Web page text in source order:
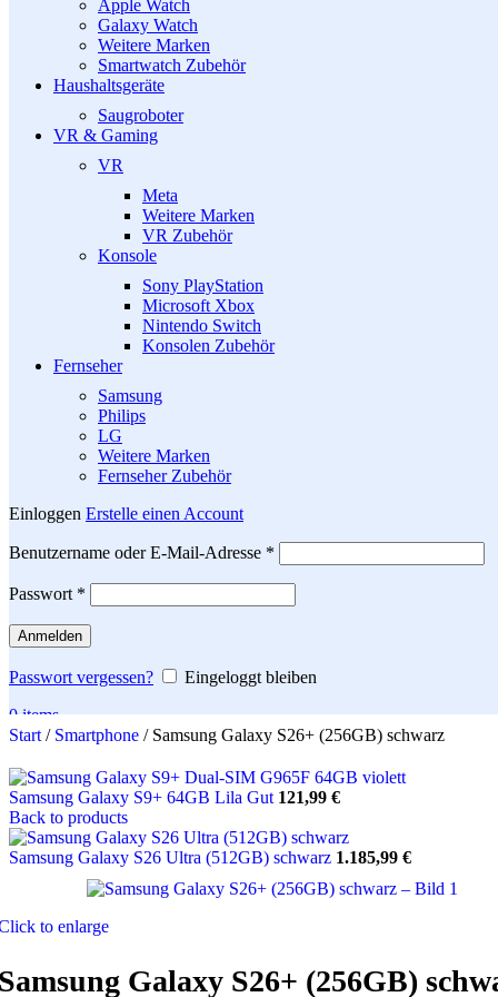
Apple Watch
Galaxy Watch
Weitere Marken
Smartwatch Zubehör
Haushaltsgeräte
Saugroboter
VR & Gaming
VR
Meta
Weitere Marken
VR Zubehör
Konsole
Sony PlayStation
Microsoft Xbox
Nintendo Switch
Konsolen Zubehör
Fernseher
Samsung
Philips
LG
Weitere Marken
Fernseher Zubehör
Einloggen Erstelle einen Account
Benutzername oder E-Mail-Adresse *
Passwort *
Anmelden
Passwort vergessen?
Eingeloggt bleiben
0items
Search
Start / Smartphone / Samsung Galaxy S26+ (256GB) schwarz
Samsung Galaxy S9+ 64GB Lila Gut 121,99 €
Back to products
Samsung Galaxy S26 Ultra (512GB) schwarz 1.185,99 €
to enlarge
Galaxy S26+ (256GB)